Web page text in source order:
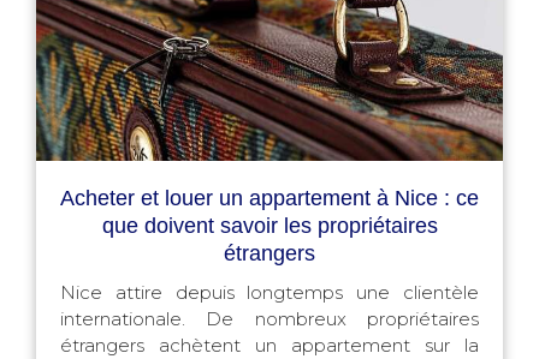
Acheter et louer un appartement à Nice : ce
que doivent savoir les propriétaires
étrangers
Nice attire depuis longtemps une clientèle
internationale. De nombreux propriétaires
étrangers achètent un appartement sur la